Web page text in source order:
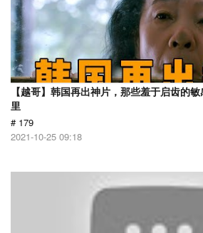
【越哥】韩国再出神片，那些羞于启齿的
里
# 179
2021-10-25 09:18